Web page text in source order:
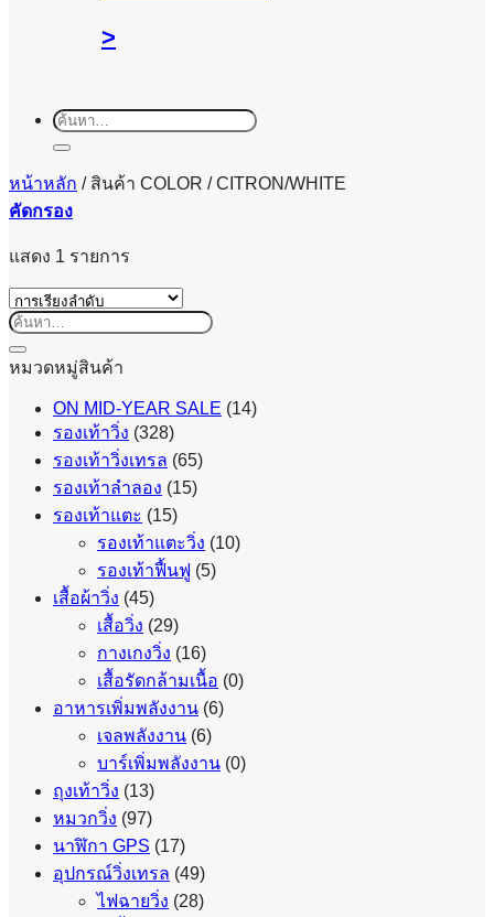
>
ค้นหา:
หน้าหลัก /สินค้า COLOR /CITRON/WHITE
คัดกรอง
แสดง 1 รายการ
ค้นหา:
หมวดหมู่สินค้า
ON MID-YEAR SALE (14)
รองเท้าวิ่ง (328)
รองเท้าวิ่งเทรล (65)
รองเท้าลำลอง (15)
รองเท้าแตะ (15)
รองเท้าแตะวิ่ง (10)
รองเท้าฟื้นฟู (5)
เสื้อผ้าวิ่ง (45)
เสื้อวิ่ง (29)
กางเกงวิ่ง (16)
เสื้อรัดกล้ามเนื้อ (0)
อาหารเพิ่มพลังงาน (6)
เจลพลังงาน (6)
บาร์เพิ่มพลังงาน (0)
ถุงเท้าวิ่ง (13)
หมวกวิ่ง (97)
นาฬิกา GPS (17)
อุปกรณ์วิ่งเทรล (49)
ไฟฉายวิ่ง (28)